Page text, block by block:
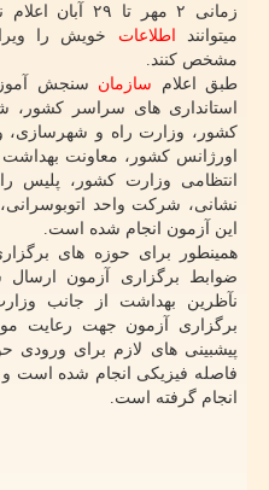
زمانی ۲ مهر تا
میتوانند اطلاعات خویش را
مشخص کنند.
طبق اعلام سازمان سنجش
استانداری های سراسر کشور،
کشور، وزارت راه و شهرسازی،
اورژانس کشور، معاونت
انتظامی وزارت کشور، پلیس
نشانی، شرکت واحد
این آزمون انجام شده است.
همینطور برای حوزه های
ضوابط برگزاری آزمون ارسال
نآظرین بهداشت از جانب
برگزاری آزمون جهت رعایت
پیشبینی های لازم برای ورودی
انجام گرفته است.